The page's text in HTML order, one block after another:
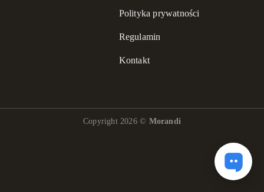
Polityka prywatności
Regulamin
Kontakt
Copyright 2026 © Morandi